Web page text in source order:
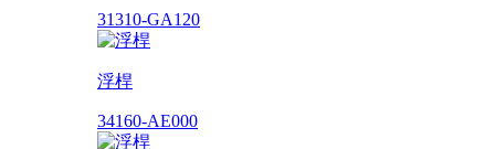
31310-GA120
浮桿
34160-AE000